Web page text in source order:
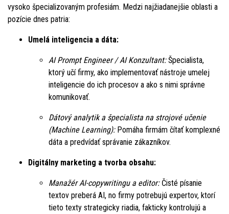
vysoko špecializovaným profesiám. Medzi najžiadanejšie oblasti a
pozície dnes patria:
Umelá inteligencia a dáta:
AI Prompt Engineer / AI Konzultant:Špecialista,
ktorý učí firmy, ako implementovať nástroje umelej
inteligencie do ich procesov a ako s nimi správne
komunikovať.
Dátový analytik a špecialista na strojové učenie
(Machine Learning):Pomáha firmám čítať komplexné
dáta a predvídať správanie zákazníkov.
Digitálny marketing a tvorba obsahu:
Manažér AI-copywritingu a editor:Čisté písanie
textov preberá AI, no firmy potrebujú expertov, ktorí
tieto texty strategicky riadia, fakticky kontrolujú a